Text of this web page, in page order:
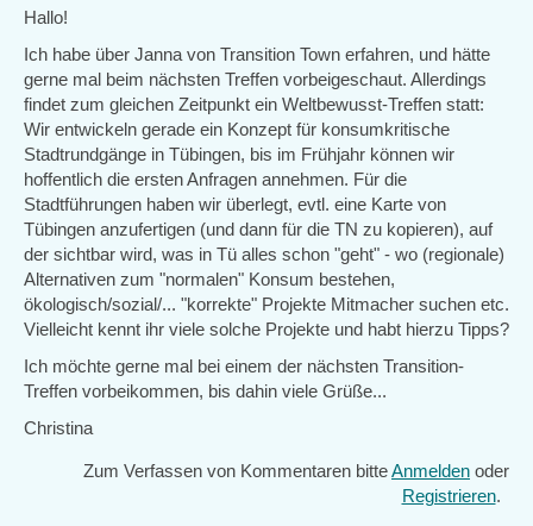
Hallo!
Ich habe über Janna von Transition Town erfahren, und hätte
gerne mal beim nächsten Treffen vorbeigeschaut. Allerdings
findet zum gleichen Zeitpunkt ein Weltbewusst-Treffen statt:
Wir entwickeln gerade ein Konzept für konsumkritische
Stadtrundgänge in Tübingen, bis im Frühjahr können wir
hoffentlich die ersten Anfragen annehmen. Für die
Stadtführungen haben wir überlegt, evtl. eine Karte von
Tübingen anzufertigen (und dann für die TN zu kopieren), auf
der sichtbar wird, was in Tü alles schon "geht" - wo (regionale)
Alternativen zum "normalen" Konsum bestehen,
ökologisch/sozial/... "korrekte" Projekte Mitmacher suchen etc.
Vielleicht kennt ihr viele solche Projekte und habt hierzu Tipps?
Ich möchte gerne mal bei einem der nächsten Transition-
Treffen vorbeikommen, bis dahin viele Grüße...
Christina
Zum Verfassen von Kommentaren bitteAnmelden oder
Registrieren.